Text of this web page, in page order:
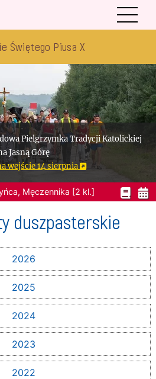
Świętego Piusa X
Pielgrzymka Tradycji Katolickiej
Jasną Górę
wejście 14 sierpnia
Męczennika [2 kl.]
duszpasterskie
2026
2025
2024
2023
2022